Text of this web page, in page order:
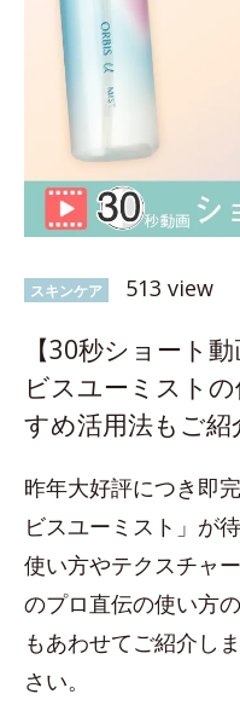
スキンケア 513 view
【30秒ショート
ビスユーミスト
すめ活用法もご紹
昨年大好評につき即
ビスユーミスト」が
使い方やテクスチャ
のプロ直伝の使い方
もあわせてご紹介し
さい。